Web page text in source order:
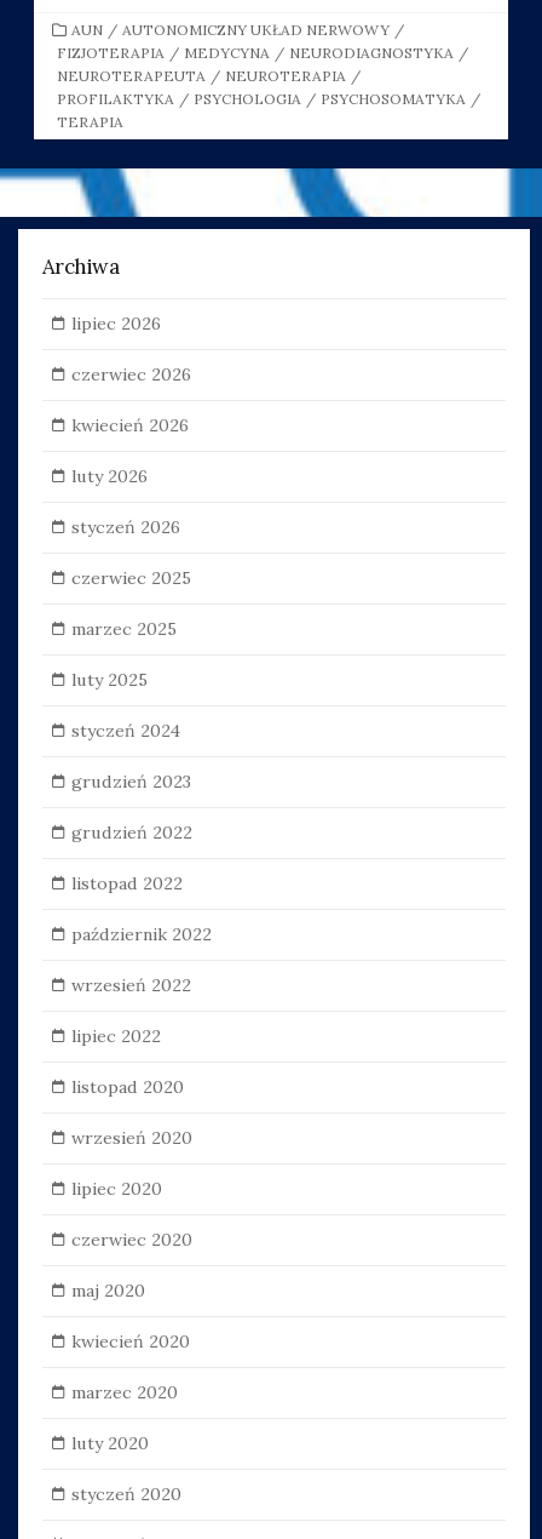
CATEGORIES
AUN / AUTONOMICZNY UKŁAD NERWOWY /
FIZJOTERAPIA / MEDYCYNA / NEURODIAGNOSTYKA /
NEUROTERAPEUTA / NEUROTERAPIA /
PROFILAKTYKA / PSYCHOLOGIA / PSYCHOSOMATYKA /
TERAPIA
Archiwa
lipiec 2026
czerwiec 2026
kwiecień 2026
luty 2026
styczeń 2026
czerwiec 2025
marzec 2025
luty 2025
styczeń 2024
grudzień 2023
grudzień 2022
listopad 2022
październik 2022
wrzesień 2022
lipiec 2022
listopad 2020
wrzesień 2020
lipiec 2020
czerwiec 2020
maj 2020
kwiecień 2020
marzec 2020
luty 2020
styczeń 2020